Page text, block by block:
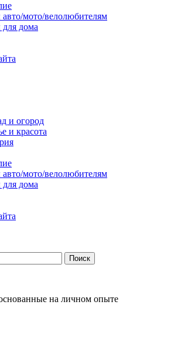
мото/велолюбителям
дома
и огород
и красота
мото/велолюбителям
дома
на личном опыте